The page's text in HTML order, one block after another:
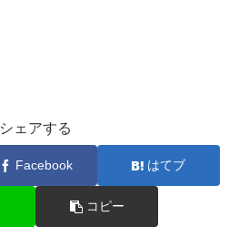
シェアする
Facebook はてブ
コピー